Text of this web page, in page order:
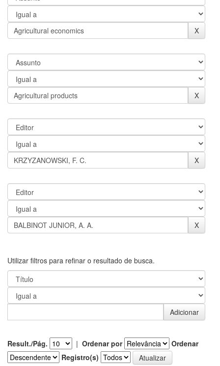
Utilizar filtros para refinar o resultado de busca.
Result./Pág. | Ordenar por
Ordenar
Registro(s)